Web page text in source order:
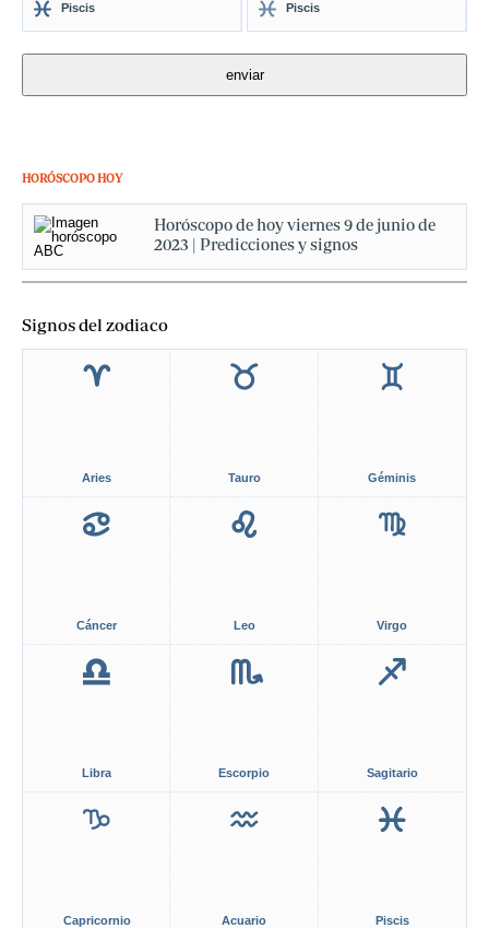
Piscis Piscis
HORÓSCOPO HOY
Horóscopo de hoy viernes 9 de junio de
2023 | Predicciones y signos
Signos del zodiaco
Aries Tauro Géminis
Cáncer Leo Virgo
Libra Escorpio Sagitario
Capricornio Acuario Piscis